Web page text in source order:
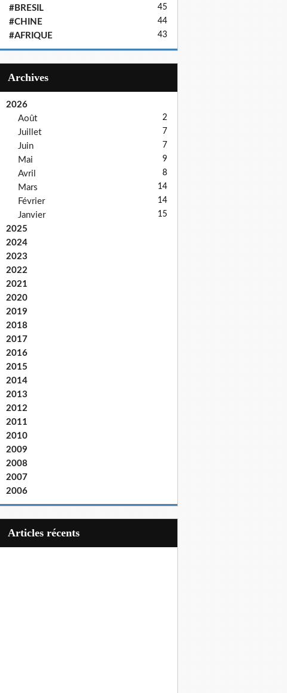
#BRESIL 45
#CHINE 44
#AFRIQUE 43
Archives
2026
Août
2
Juillet 7
Juin 7
Mai 9
Avril 8
Mars 14
Février 14
Janvier 15
2025
2024
2023
2022
2021
2020
2019
2018
2017
2016
2015
2014
2013
2012
2011
2010
2009
2008
2007
2006
articles récents